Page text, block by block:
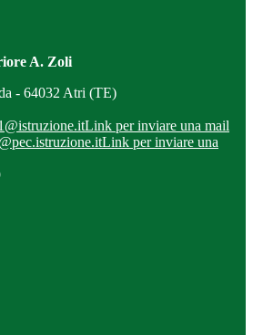
A. Zoli
- 64032 Atri (TE)
Link per inviare una mail
Link per inviare una